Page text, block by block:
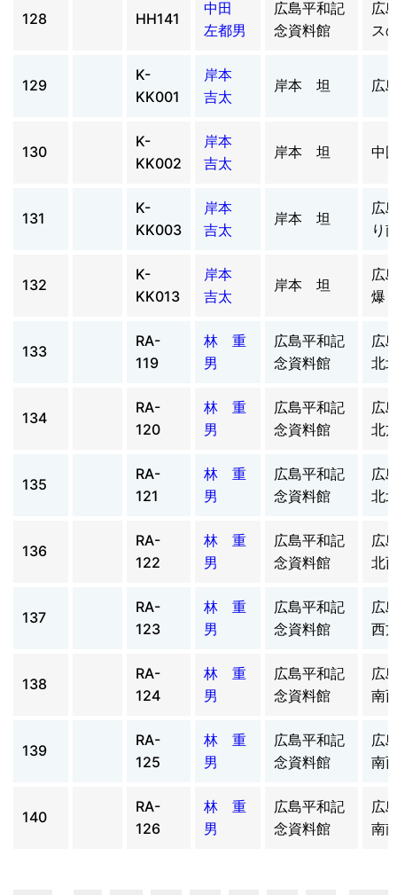
128 HH141
中田
左都男
広島平和記
念資料館
広
ス
129
K-
KK001
岸本
吉太
岸本 坦 広
130
K-
KK002
岸本
吉太
岸本 坦 中
131
K-
KK003
岸本
吉太
岸本 坦
広
り
132
K-
KK013
岸本
吉太
岸本 坦
広
爆
133
RA-
119
林 重
男
広島平和記
念資料館
広
北
134
RA-
120
林 重
男
広島平和記
念資料館
広
北
135
RA-
121
林 重
男
広島平和記
念資料館
広
北
136
RA-
122
林 重
男
広島平和記
念資料館
広
北
137
RA-
123
林 重
男
広島平和記
念資料館
広
西
138
RA-
124
林 重
男
広島平和記
念資料館
広
南
139
RA-
125
林 重
男
広島平和記
念資料館
広
南
140
RA-
126
林 重
男
広島平和記
念資料館
広
南